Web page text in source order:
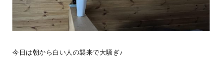
今日は朝から白い人の襲来で大騒ぎ♪